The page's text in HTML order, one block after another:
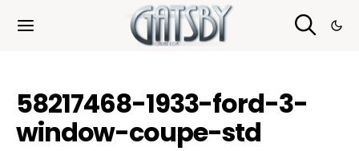
58217468-1933-ford-3-
window-coupe-std
Cookies management panel